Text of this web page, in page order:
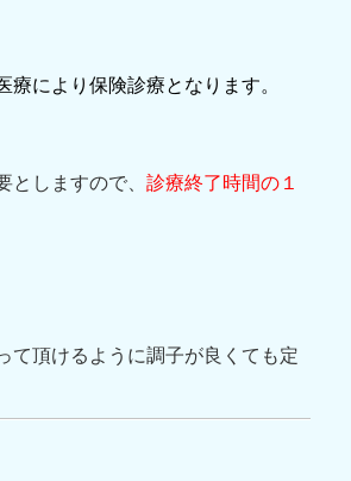
により保険診療となります。
としますので、 診療終了時間の１
る恐れがあるため、
て頂けるように調子が良くても定